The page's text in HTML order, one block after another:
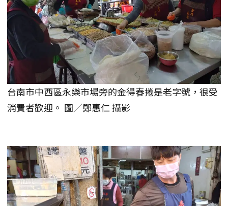
台南市中西區永樂市場旁的金得春捲是老字號，很受
消費者歡迎。 圖／鄭惠仁 攝影